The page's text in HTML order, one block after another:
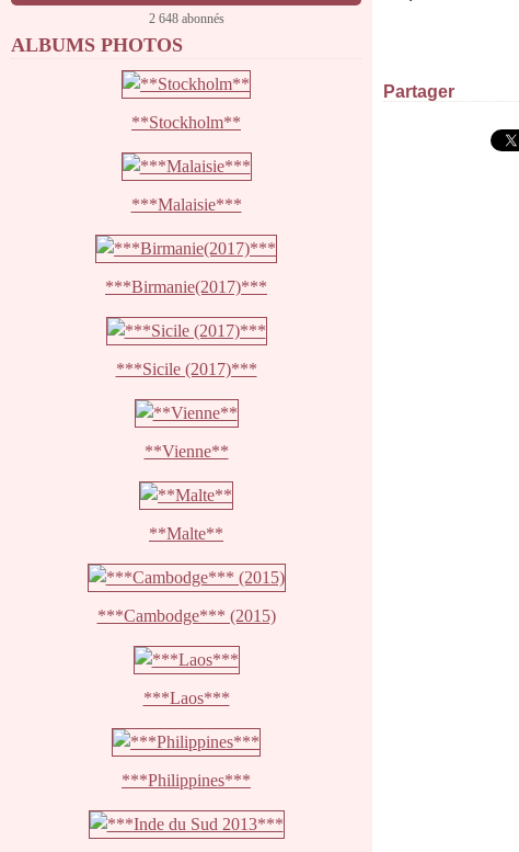
2 648 abonnés
ALBUMS PHOTOS
**Stockholm**
***Malaisie***
***Birmanie(2017)***
***Sicile (2017)***
**Vienne**
**Malte**
***Cambodge*** (2015)
***Laos***
***Philippines***
Partager